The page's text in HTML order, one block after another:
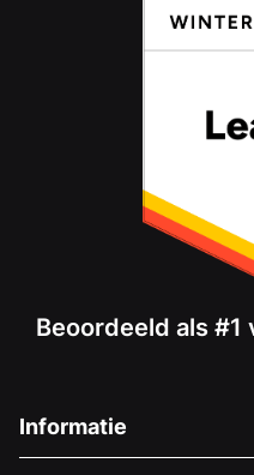
Beoordeeld als
Informatie